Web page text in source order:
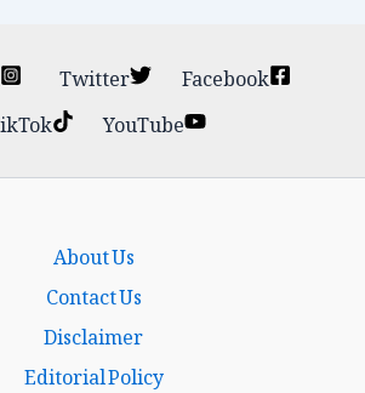
Facebook
Twitter
YouTube
About Us
Contact Us
Disclaimer
Editorial Policy